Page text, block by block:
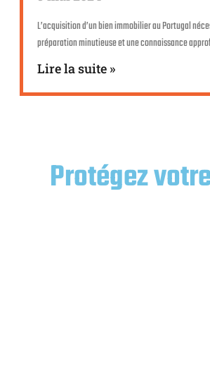
L’acquisition d’un bien immobilier au Portugal
préparation minutieuse et une connaissance
Lire la suite »
Protégez